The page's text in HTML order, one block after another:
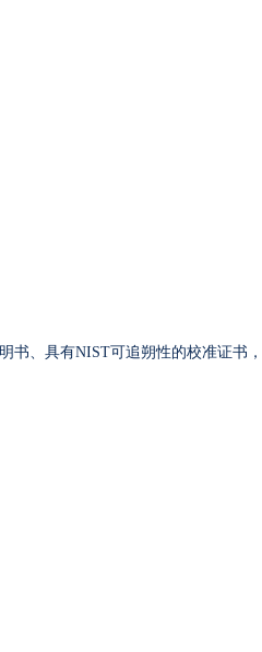
书、具有NIST可追朔性的校准证书，